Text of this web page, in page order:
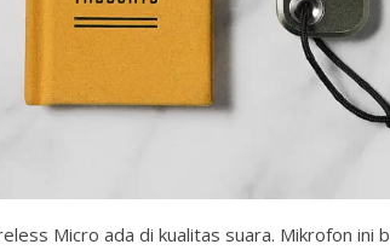
Micro ada di kualitas suara. Mikrofon ini